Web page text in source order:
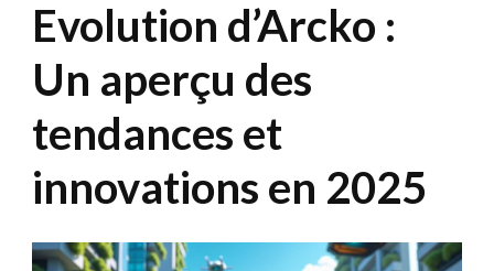
Evolution d’Arcko :
Un aperçu des
tendances et
innovations en 2025